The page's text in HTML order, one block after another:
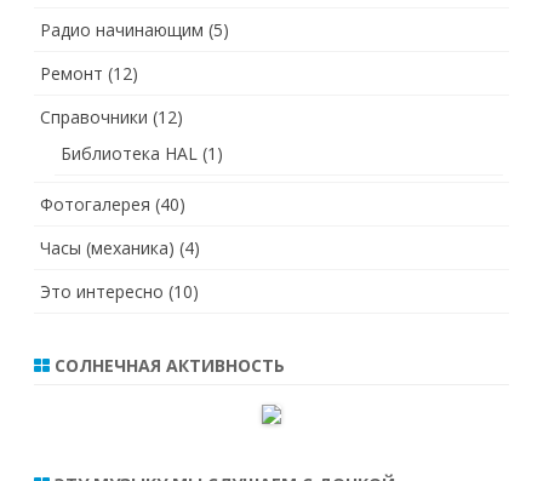
Радио начинающим (5)
Ремонт (12)
Справочники (12)
Библиотека HAL (1)
Фотогалерея (40)
Часы (механика) (4)
Это интересно (10)
СОЛНЕЧНАЯ АКТИВНОСТЬ